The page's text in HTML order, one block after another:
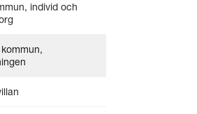
individ och